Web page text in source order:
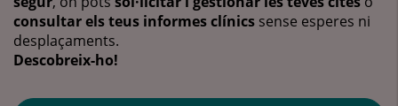
consultar els teus informes clínics sense esperes ni
desplaçaments.
Descobreix-ho!